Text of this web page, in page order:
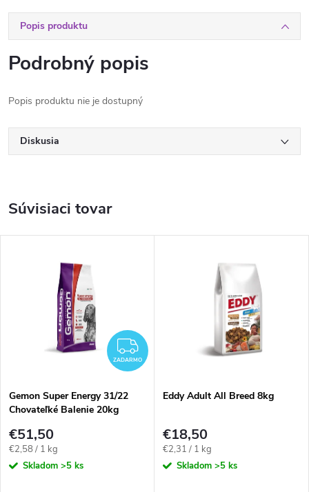
Popis produktu
Podrobný popis
Popis produktu nie je dostupný
Diskusia
Súvisiaci tovar
ZADARMO
ZADARMO
Gemon Super Energy 31/22
Chovateľké Balenie 20kg
€51,50
Jednotková
cena:
€2,58 / 1 kg
Skladom >5 ks
Eddy Adult All Breed 8kg
€18,50
Jednotková
cena:
€2,31 / 1 kg
Skladom >5 ks